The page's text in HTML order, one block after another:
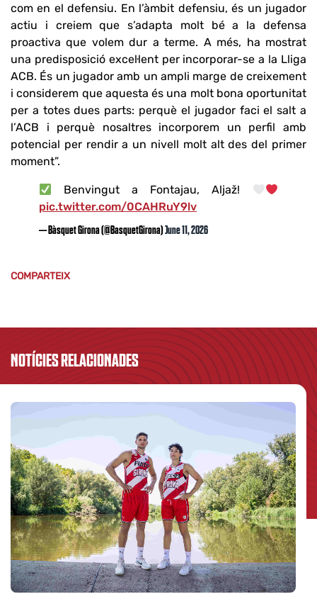
com en el defensiu. En l’àmbit defensiu, és un jugador
actiu i creiem que s’adapta molt bé a la defensa
proactiva que volem dur a terme. A més, ha mostrat
una predisposició excel·lent per incorporar-se a la Lliga
ACB. És un jugador amb un ampli marge de creixement
i considerem que aquesta és una molt bona oportunitat
per a totes dues parts: perquè el jugador faci el salt a
l’ACB i perquè nosaltres incorporem un perfil amb
potencial per rendir a un nivell molt alt des del primer
moment”.
Benvingut a Fontajau, Aljaž!
pic.twitter.com/0CAHRuY9lv
— Bàsquet Girona (@BasquetGirona)June 11, 2026
COMPARTEIX
NOTÍCIES RELACIONADES